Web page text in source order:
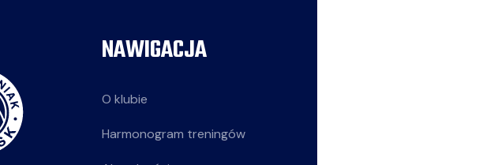
NAWIGACJA
O klubie
Harmonogram treningów